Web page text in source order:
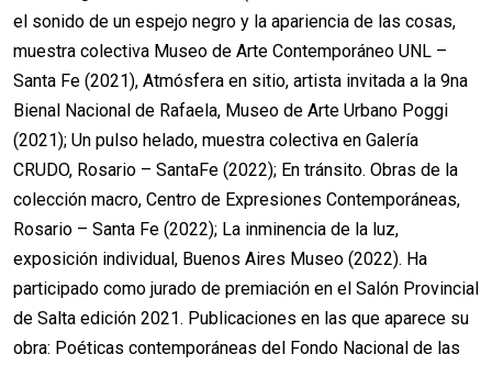
el sonido de un espejo negro y la apariencia de las cosas,
muestra colectiva Museo de Arte Contemporáneo UNL –
Santa Fe (2021), Atmósfera en sitio, artista invitada a la 9na
Bienal Nacional de Rafaela, Museo de Arte Urbano Poggi
(2021); Un pulso helado, muestra colectiva en Galería
CRUDO, Rosario – SantaFe (2022); En tránsito. Obras de la
colección macro, Centro de Expresiones Contemporáneas,
Rosario – Santa Fe (2022); La inminencia de la luz,
exposición individual, Buenos Aires Museo (2022). Ha
participado como jurado de premiación en el Salón Provincial
de Salta edición 2021. Publicaciones en las que aparece su
obra: Poéticas contemporáneas del Fondo Nacional de las